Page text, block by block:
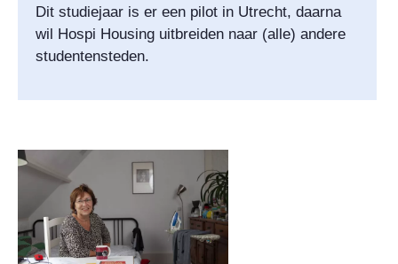
Dit studiejaar is er een pilot in Utrecht, daarna
wil Hospi Housing uitbreiden naar (alle) andere
studentensteden.